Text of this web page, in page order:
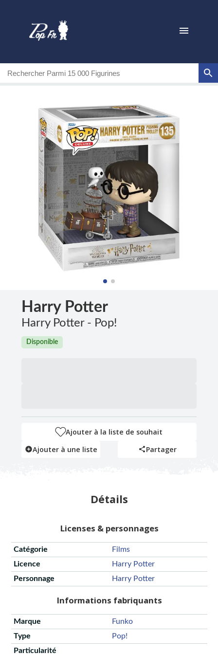
Harry Potter
Harry Potter - Pop!
Disponible
Ajouter à la liste de souhait
Ajouter à une liste
Partager
Détails
Licenses & personnages
Catégorie
Films
Licence
Harry Potter
Personnage
Harry Potter
Informations fabriquants
Marque
Funko
Type
Pop!
Particularité